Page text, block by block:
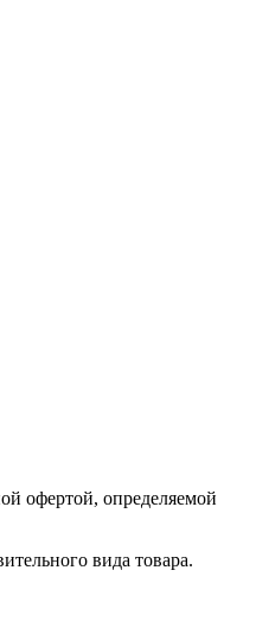
офертой, определяемой
вида товара.